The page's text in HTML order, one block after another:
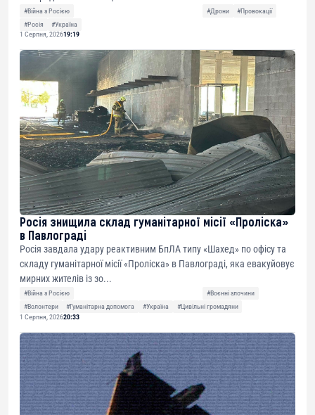
#Війна з Росією #Дрони
#Провокації
#Росія
#Україна
1 Серпня, 202619:19
Росія знищила склад гуманітарної місії «Проліска»
в Павлограді
Росія завдала удару реактивним БпЛА типу «Шахед» по офісу та
складу гуманітарної місії «Проліска» в Павлограді, яка евакуйовує
мирних жителів із зо...
#Війна з Росією
#Воєнні злочини
#Волонтери
#Гуманітарна допомога #Україна
#Цивільні громадяни
1 Серпня, 202620:33